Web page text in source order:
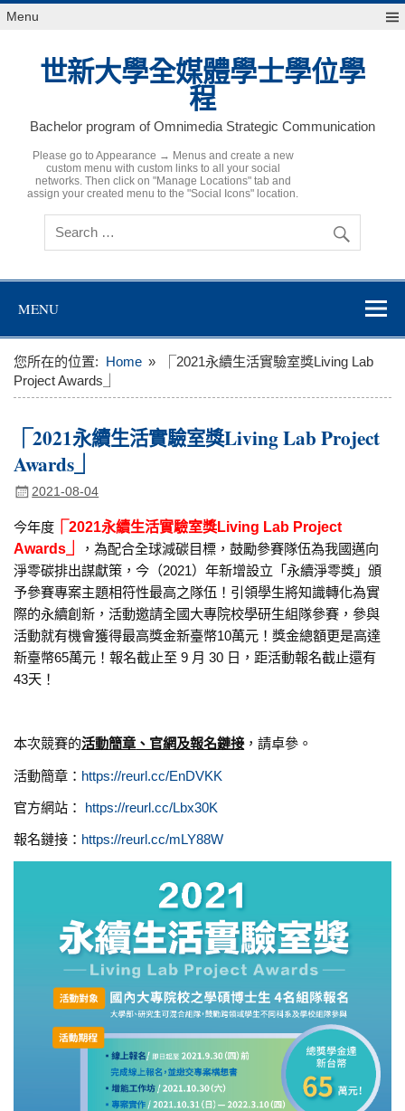
Skip
toMenu
世新大學全媒體學士學位學
程
Bachelor program of Omnimedia Strategic Communication
Please go to Appearance → Menus and create a new
custom menu with custom links to all your social
networks. Then click on "Manage Locations" tab and
assign your created menu to the "Social Icons" location.
MENU
您所在的位置: Home
⎾2021永續生活實驗室獎Living Lab
Project Awards⏌
⎾2021永續生活實驗室獎Living Lab Project
Awards⏌
2021-08-04
今年度 ⎾2021永續生活實驗室獎Living Lab Project
Awards⏌
，為配合全球減碳目標，鼓勵參賽隊伍為我國邁向
淨零碳排出謀獻策，今（2021）年新增設立「永續淨零獎」頒
予參賽專案主題相符性最高之隊伍！引領學生將知識轉化為實
際的永續創新，活動邀請全國大專院校學研生組隊參賽，參與
活動就有機會獲得最高獎金新臺幣10萬元！獎金總額更是高達
新臺幣65萬元！報名截止至 9 月 30 日，距活動報名截止還有
43天！
本次競賽的活動簡章 、官網及報名鏈接，請卓參。
活動簡章： https://reurl.cc/EnDVKK
官方網站： https://reurl.cc/Lbx30K
報名鏈接： https://reurl.cc/mLY88W